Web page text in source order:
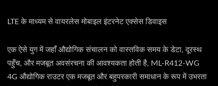
LTE के माध्यम से वायरलेस मोबाइल इंटरनेट एक्सेस डिवाइस
एक ऐसे युग में जहाँ औद्योगिक संचालन को वास्तविक समय के डेटा, दूरस्थ
पहुँच, और मजबूत अवसंरचना की आवश्यकता होती है, ML-R412-WG
4G औद्योगिक राउटर एक मजबूत और बहुपरकारी समाधान के रूप में उभरता